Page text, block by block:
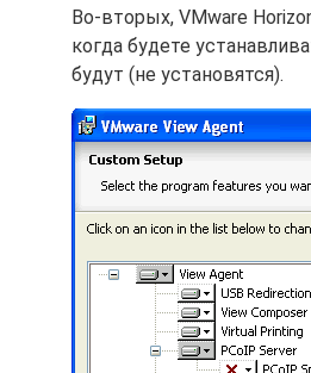
Во-вторых, VMware
когда будете
будут (не установятся).